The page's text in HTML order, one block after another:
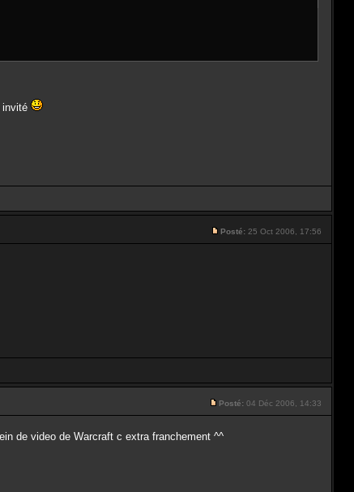
invité
Posté: 25 Oct 2006, 17:56
Posté: 04 Déc 2006, 14:33
de video de Warcraft c extra franchement ^^